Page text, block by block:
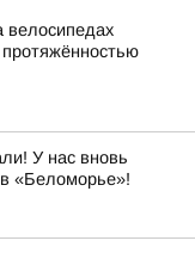
велосипедах
У нас вновь
«Беломорье»!